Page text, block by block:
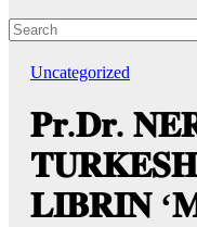
Uncategorized
𝐏𝐫.𝐃𝐫.
𝐋𝐈𝐁𝐑𝐈𝐍